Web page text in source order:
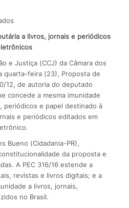
a livros, jornais e periódicos
e Justiça (CCJ) da Câmara dos
quarta-feira (23), Proposta de
12, de autoria do deputado
concede a mesma imunidade
periódicos e papel destinado à
e periódicos editados em
Bueno (Cidadania-PR),
da proposta e
A PEC 316/16 estende a
revistas e livros digitais; e a
a livros, jornais,
no Brasil.